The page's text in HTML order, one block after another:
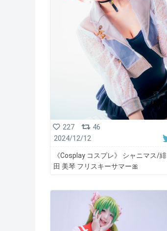
227
46
2024/12/12
《Cosplay コスプレ》 シャニマス/緋
田 美琴 フリスキーサマー🎀